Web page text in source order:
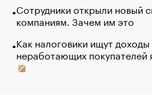
Сотрудники открыли новый
компаниям. Зачем им это
Как налоговики ищут доходы
неработающих покупателей